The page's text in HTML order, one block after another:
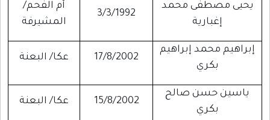
يحيى مصطفى محمد
إغبارية
3/3/1992
أم الفحم/
المشيرفة
إبراهيم محمد إبراهيم
بكري
17/8/2002 عكا/ البعنة
ياسين حسن صالح
بكري
15/8/2002 عكا/ البعنة